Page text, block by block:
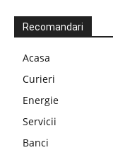
Recomandari
Acasa
Curieri
Energie
Servicii
Banci